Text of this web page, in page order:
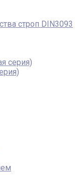
строп DIN3093
серия)